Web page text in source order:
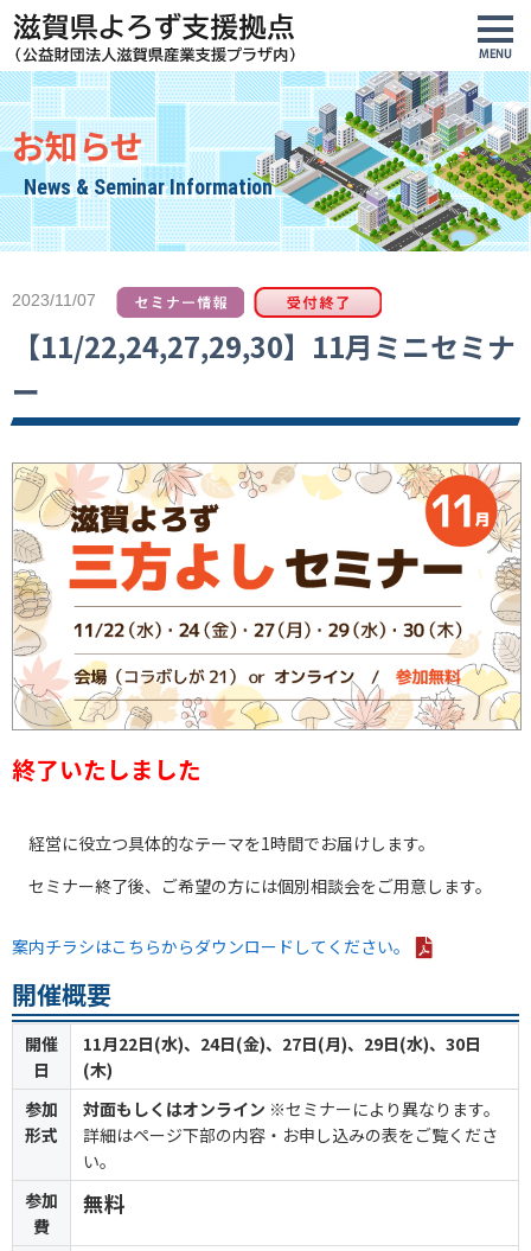
お知らせ
News & Seminar Information
2023/11/07
【11/22,24,27,29,30】11月ミニセミナ
ー
終了いたしました
経営に役立つ具体的なテーマを1時間でお届けします。
セミナー終了後、ご希望の方には個別相談会をご用意します。
案内チラシはこちらからダウンロードしてください。
開催概要
開催
日
11月22日(水)、24日(金)、27日(月)、29日(水)、30日
(木)
参加
形式
対面もしくはオンライン ※セミナーにより異なります。
詳細はページ下部の内容・お申し込みの表をご覧くださ
い。
参加
費
無料